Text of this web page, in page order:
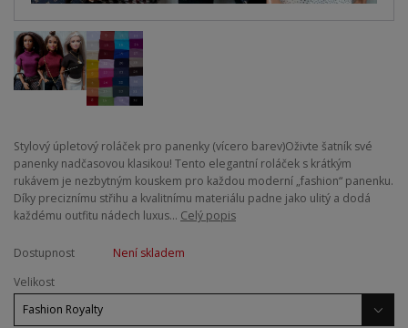
​Stylový úpletový roláček pro panenky (vícero barev) ​Oživte šatník své
panenky nadčasovou klasikou! Tento elegantní roláček s krátkým
rukávem je nezbytným kouskem pro každou moderní „fashion“ panenku.
Díky preciznímu střihu a kvalitnímu materiálu padne jako ulitý a dodá
každému outfitu nádech luxus... Celý popis
Dostupnost
Není skladem
Velikost